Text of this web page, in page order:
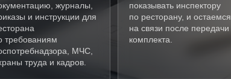
журналы,
и инструкции для
требованиям
МЧС,
труда и кадров.
показывать инспектору
по ресторану, и остаемся
на связи после передачи
комплекта.